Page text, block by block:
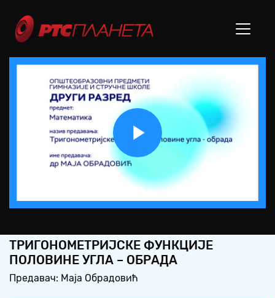
Play
Video
ТРИГОНОМЕТРИЈСКЕ ФУНКЦИЈЕ
ПОЛОВИНЕ УГЛА – ОБРАДА
Предавач: Маја Обрадовић